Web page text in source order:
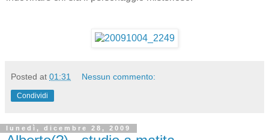
Posted at 01:31 Nessun commento:
Condividi
lunedì, dicembre 28, 2009